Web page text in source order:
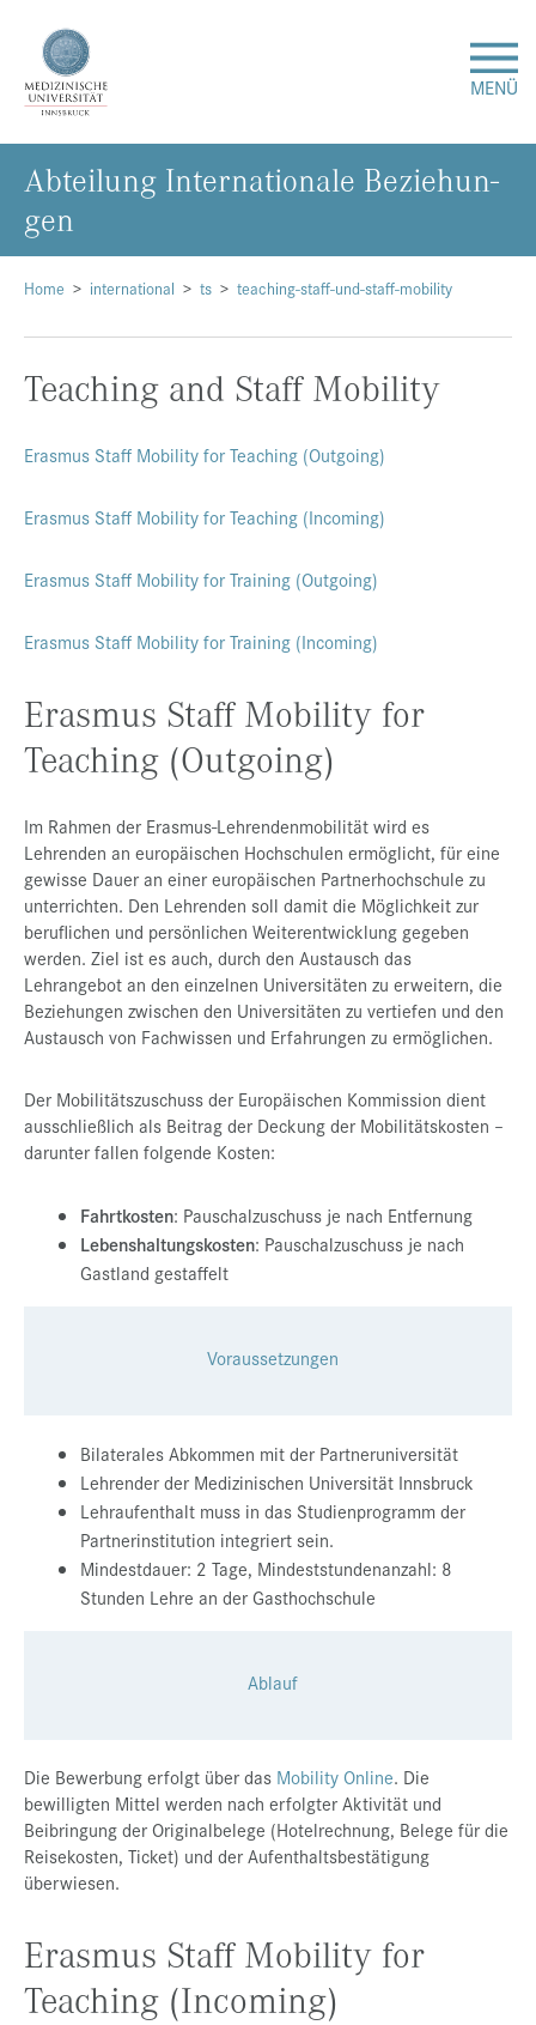
MENÜ
Forschung
Studium & Lehre
Über uns
Internationales
Events
Presse
Kontakt
Service-Links
Home international ts teaching-staff-und-staff-mobility
Teaching and Staff Mobility
Erasmus Staff Mobility for Teaching (Outgoing)
Erasmus Staff Mobility for Teaching (Incoming)
Erasmus Staff Mobility for Training (Outgoing)
Erasmus Staff Mobility for Training (Incoming)
Erasmus Staff Mobility for
Teaching (Outgoing)
Im Rahmen der Erasmus-Lehrendenmobilität wird es
Lehrenden an europäischen Hochschulen ermöglicht, für eine
gewisse Dauer an einer europäischen Partnerhochschule zu
unterrichten. Den Lehrenden soll damit die Möglichkeit zur
beruflichen und persönlichen Weiterentwicklung gegeben
werden. Ziel ist es auch, durch den Austausch das
Lehrangebot an den einzelnen Universitäten zu erweitern, die
Beziehungen zwischen den Universitäten zu vertiefen und den
Austausch von Fachwissen und Erfahrungen zu ermöglichen.
Der Mobilitätszuschuss der Europäischen Kommission dient
ausschließlich als Beitrag der Deckung der Mobilitätskosten –
darunter fallen folgende Kosten:
Fahrtkosten: Pauschalzuschuss je nach Entfernung
Lebenshaltungskosten: Pauschalzuschuss je nach
Gastland gestaffelt
Voraussetzungen
Bilaterales Abkommen mit der Partneruniversität
Lehrender der Medizinischen Universität Innsbruck
Lehraufenthalt muss in das Studienprogramm der
Partnerinstitution integriert sein.
Mindestdauer: 2 Tage, Mindeststundenanzahl: 8
Stunden Lehre an der Gasthochschule
Ablauf
Die Bewerbung erfolgt über das Mobility Online. Die
bewilligten Mittel werden nach erfolgter Aktivität und
Beibringung der Originalbelege (Hotelrechnung, Belege für die
Reisekosten, Ticket) und der Aufenthaltsbestätigung
überwiesen.
Erasmus Staff Mobility for
Teaching (Incoming)
Ab­tei­lung In­ter­na­tio­na­le Be­zie­hun­
gen